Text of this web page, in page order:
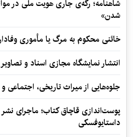
شاهنامه؛ رگه‌ی جاری هویت ملی در
شدن»
خائنی محکوم به مرگ یا مأموری
انتشار نمایشگاه مجازی اسناد و تصاویر
جلوه‌هایی از میراث تاریخی،
پوست‌اندازی قاچاق کتاب؛ ماجرای نشر
داستایوفسکی